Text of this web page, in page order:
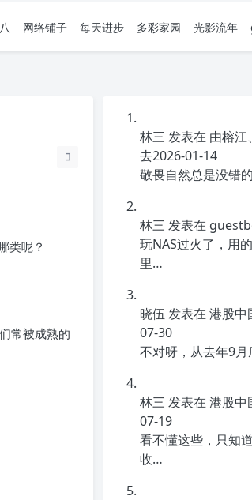
网络铺子 每天进步 多彩家园 光影流年
类呢？
常被成熟的
林三 发表在 由榕江
去2026-01-14
敬畏自然总是没错
林三 发表在
玩NAS过火了，用
里…
晓伍 发表在 港股中
07-30
不对呀，从去年9月
林三 发表在 港股中
07-19
看不懂这些，只知
收…